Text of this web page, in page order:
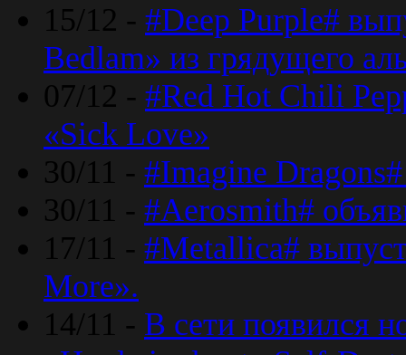
15/12 - #Deep Purple#
Bedlam» из грядущего
07/12 - #Red Hot Chili
«Sick Love»
30/11 - #Imagine
30/11 - #Aerosmith#
17/11 - #Metallica#
More».
14/11 - В сети появился